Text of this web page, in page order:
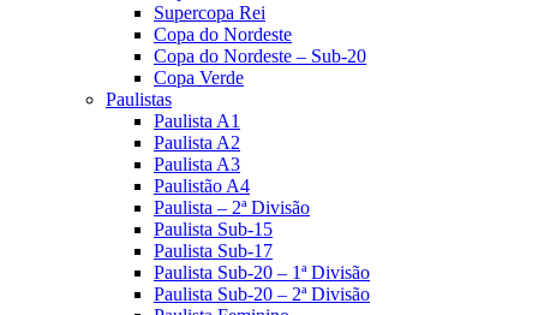
Supercopa Rei
Copa do Nordeste
Copa do Nordeste – Sub-20
Copa Verde
Paulistas
Paulista A1
Paulista A2
Paulista A3
Paulistão A4
Paulista – 2ª Divisão
Paulista Sub-15
Paulista Sub-17
Paulista Sub-20 – 1ª Divisão
Paulista Sub-20 – 2ª Divisão